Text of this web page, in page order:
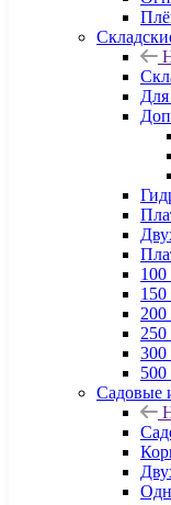
Для
100
150
200
250
300
500
Садовые